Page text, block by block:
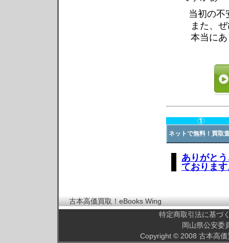
当初の不
また、ぜ
本当にあ
ネットで無料！買取
ありがと
ておりま
古本高価買取！eBooks Wing
特定商取引法に基づ
岡山県公安委
Copyright © 2008 古本高